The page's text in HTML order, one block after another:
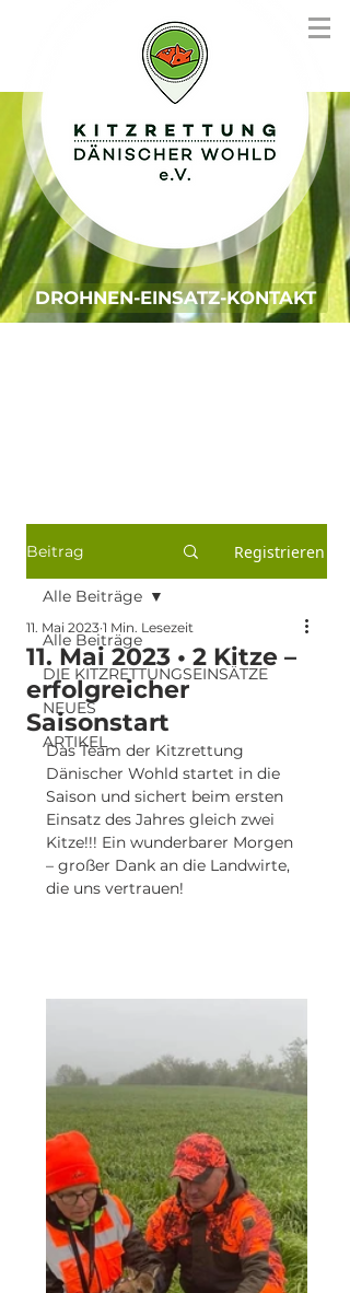
DROHNEN-EINSATZ-KONTAKT
Beitrag Registrieren
Alle Beiträge
DIE KITZRETTUNGSEINSÄTZE
NEUES
ARTIKEL
Alle Beiträge
11. Mai 2023 • 2 Kitze –
erfolgreicher
Saisonstart
11. Mai 2023 1 Min. Lesezeit
Das Team der Kitzrettung
Dänischer Wohld startet in die
Saison und sichert beim ersten
Einsatz des Jahres gleich zwei
Kitze!!! Ein wunderbarer Morgen
– großer Dank an die Landwirte,
die uns vertrauen!